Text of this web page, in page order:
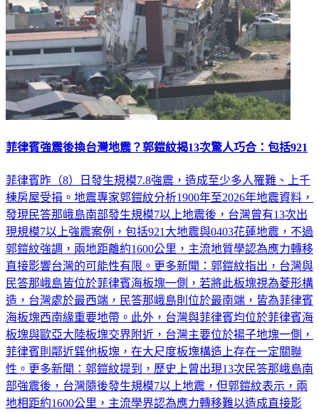
菲律賓強震後換台灣地震？郭鎧紋揭13次驚人巧合：包括921
菲律賓昨（8）日發生規模7.8強震，造成至少多人罹難、上千
棟房屋受損。地震專家郭鎧紋分析1900年至2026年地震資料，
發現民答那峨島南部發生規模7以上地震後，台灣曾有13次出
現規模7以上強震案例，包括921大地震與0403花蓮地震，不過
郭鎧紋強調，兩地距離約1600公里，主流地質學認為應力轉移
直接影響台灣的可能性有限。更多新聞：郭鎧紋指出，台灣與
民答那峨島皆位於菲律賓海板塊一側，若將此板塊視為菱形構
造，台灣處於最西端，民答那峨島則位於最南端，皆為菲律賓
海板塊西南緣重要地帶。此外，台灣與菲律賓均位於菲律賓海
板塊與歐亞大陸板塊交界附近，台灣主要位於揚子地塊一側，
菲律賓則鄰近巽他板塊，在大尺度板塊構造上存在一定關聯
性。更多新聞：郭鎧紋提到，歷史上曾出現13次民答那峨島南
部強震後，台灣隨後發生規模7以上地震，但郭鎧紋表示，兩
地相距約1600公里，主流學界認為應力轉移難以造成直接影